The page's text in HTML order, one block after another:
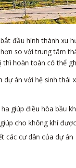
đầu hình thành xu
so với trung tâm
hoàn toàn có thể
án với hệ sinh
giúp điều hòa bầu
cho không khí
các cư dân của dự án